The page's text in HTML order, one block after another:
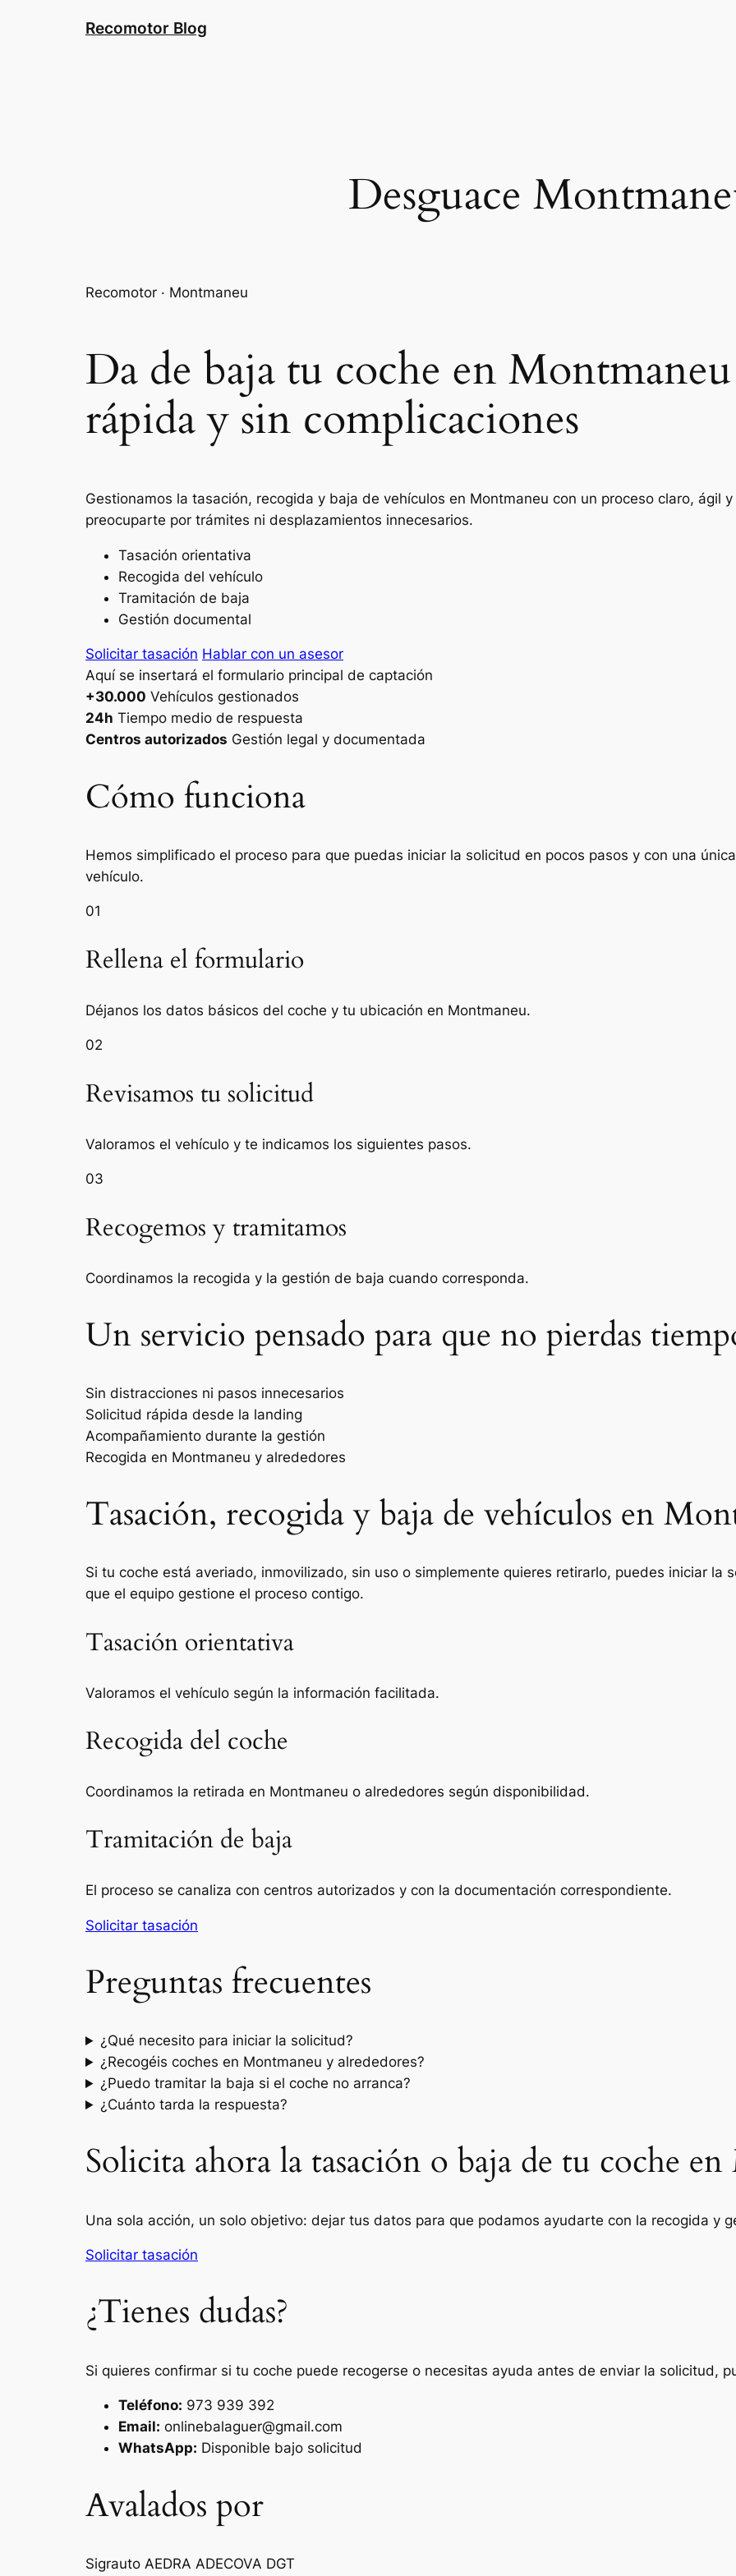
Recomotor Blog
Desguace
Recomotor · Montmaneu
Da de baja tu coche en
rápida y sin complicaciones
Gestionamos la tasación, recogida y baja de vehículos en Montmaneu con un proceso claro, ágil
preocuparte por trámites ni desplazamientos innecesarios.
Tasación orientativa
Recogida del vehículo
Tramitación de baja
Gestión documental
Solicitar tasación Hablar con un asesor
Aquí se insertará el formulario principal de captación
+30.000 Vehículos gestionados
24h Tiempo medio de respuesta
Centros autorizados Gestión legal y documentada
Cómo funciona
Hemos simplificado el proceso para que puedas iniciar la solicitud en pocos pasos y con una
vehículo.
01
Rellena el formulario
Déjanos los datos básicos del coche y tu ubicación en Montmaneu.
02
Revisamos tu solicitud
Valoramos el vehículo y te indicamos los siguientes pasos.
03
Recogemos y tramitamos
Coordinamos la recogida y la gestión de baja cuando corresponda.
Un servicio pensado para que no pierdas
Sin distracciones ni pasos innecesarios
Solicitud rápida desde la landing
Acompañamiento durante la gestión
Recogida en Montmaneu y alrededores
Tasación, recogida y baja de vehículos en
Si tu coche está averiado, inmovilizado, sin uso o simplemente quieres retirarlo, puedes iniciar la
que el equipo gestione el proceso contigo.
Tasación orientativa
Valoramos el vehículo según la información facilitada.
Recogida del coche
Coordinamos la retirada en Montmaneu o alrededores según disponibilidad.
Tramitación de baja
El proceso se canaliza con centros autorizados y con la documentación correspondiente.
Solicitar tasación
Preguntas frecuentes
¿Qué necesito para iniciar la solicitud?
¿Recogéis coches en Montmaneu y alrededores?
¿Puedo tramitar la baja si el coche no arranca?
¿Cuánto tarda la respuesta?
Solicita ahora la tasación o baja de tu coche
Una sola acción, un solo objetivo: dejar tus datos para que podamos ayudarte con la recogida y
Solicitar tasación
¿Tienes dudas?
Si quieres confirmar si tu coche puede recogerse o necesitas ayuda antes de enviar la solicitud,
Teléfono: 973 939 392
Email: onlinebalaguer@gmail.com
WhatsApp: Disponible bajo solicitud
Avalados por
Sigrauto AEDRA ADECOVA DGT